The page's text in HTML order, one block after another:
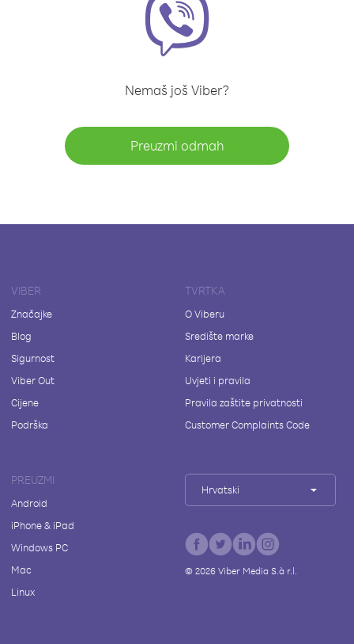
Nemaš još Viber?
Preuzmi odmah
VIBER
Značajke
Blog
Sigurnost
Viber Out
Cijene
Podrška
TVRTKA
O Viberu
Središte marke
Karijera
Uvjeti i pravila
Pravila zaštite privatnosti
Customer Complaints Code
PREUZMI
Android
iPhone & iPad
Windows PC
Mac
Linux
Hrvatski
© 2026Viber Media S.à r.l.